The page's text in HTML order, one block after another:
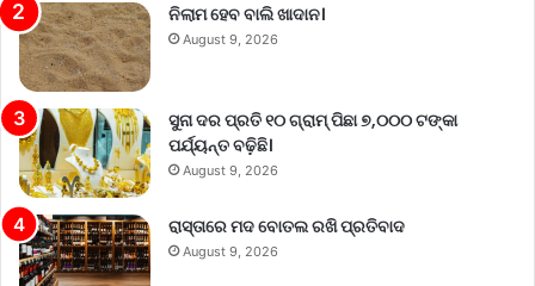
ନିଲାମ ହେବ ବାଲି ଖାଦାନ।
August 9, 2026
ସୁନା ଦର ପ୍ରତି ୧୦ ଗ୍ରାମ୍‌ ପିଛା ୭,୦୦୦ ଟଙ୍କା
ପର୍ଯ୍ୟନ୍ତ ବଢ଼ିଛି।
August 9, 2026
ରାସ୍ତାରେ ମଦ ବୋତଲ ରଖି ପ୍ରତିବାଦ
August 9, 2026